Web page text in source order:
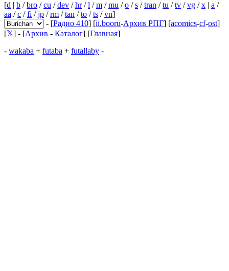
[d | b /bro /cu /dev /hr/l /m /mu /o /s /tran /tu /tv /vg /x | a /
aa /c /fi /jp /rm /tan /to /ts /vn]
- [Радио 410] [ii.booru-Архив РПГ] [acomics-cf-ost]
[𝕏] - [Архив - Каталог] [Главная]
- wakaba + futaba + futallaby -